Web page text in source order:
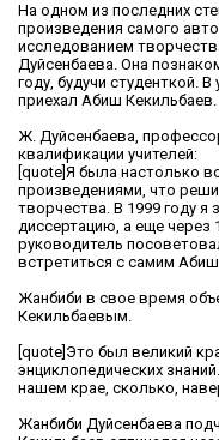
На одном из последних
произведения самого
исследованием
Дуйсенбаева. Она
году, будучи студенткой.
приехал Абиш Кекильбаев.
Ж. Дуйсенбаева,
квалификации учителей:
[quote]Я была настолько
произведениями, что
творчества. В 1999 году я
диссертацию, а еще через
руководитель
встретиться с самим
Жанбиби в свое время
Кекильбаевым.
[quote]Это был великий
энциклопедических
нашем крае, сколько,
Жанбиби Дуйсенбаева